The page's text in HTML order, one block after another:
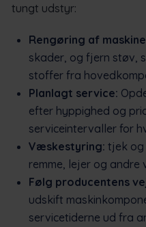
tungt udstyr:
Rengøring af
skader, og fjern støv,
stoffer fra
Planlagt service:
efter hyppighed og
serviceintervaller for
Væskestyring: tjek
remme, lejer og andre
Følg producentens
udskift
servicetiderne ud fra